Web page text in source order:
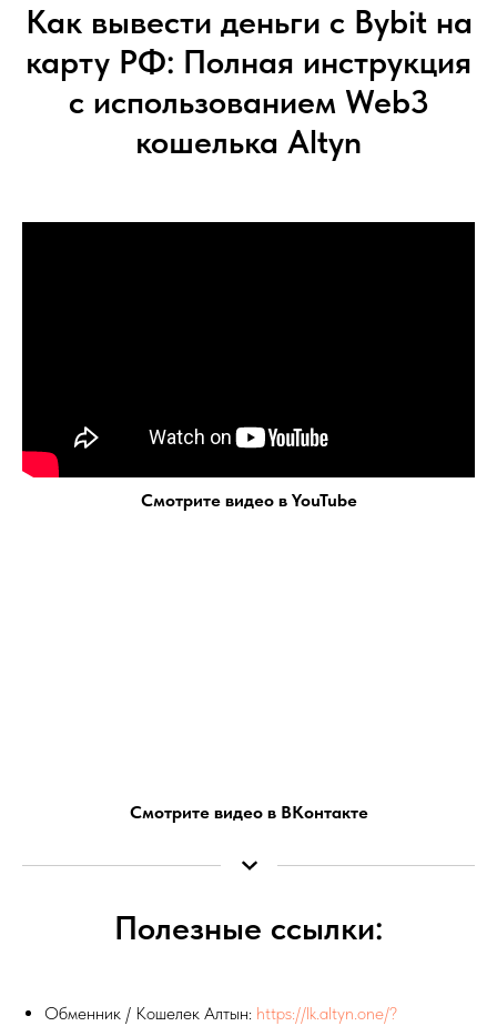
Как вывести деньги с Bybit на
карту РФ: Полная инструкция
с использованием Web3
кошелька Altyn
Смотрите видео в YouTube
Смотрите видео в ВКонтакте
Полезные ссылки:
Обменник / Кошелек Алтын: https://lk.altyn.one/?